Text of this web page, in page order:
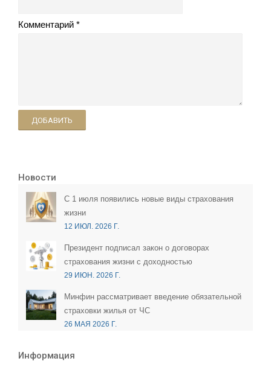
Комментарий
ДОБАВИТЬ
Новости
С 1 июля появились новые виды страхования
жизни
12 ИЮЛ. 2026 Г.
Президент подписал закон о договорах
страхования жизни с доходностью
29 ИЮН. 2026 Г.
Минфин рассматривает введение обязательной
страховки жилья от ЧС
26 МАЯ 2026 Г.
Информация